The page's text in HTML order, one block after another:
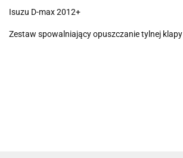
Isuzu D-max 2012+
Zestaw spowalniający opuszczanie tylnej klapy